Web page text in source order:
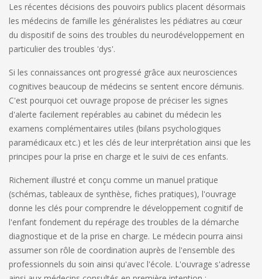
Les récentes décisions des pouvoirs publics placent désormais
les médecins de famille les généralistes les pédiatres au cœur
du dispositif de soins des troubles du neurodéveloppement en
particulier des troubles 'dys'.
Si les connaissances ont progressé grâce aux neurosciences
cognitives beaucoup de médecins se sentent encore démunis.
C'est pourquoi cet ouvrage propose de préciser les signes
d'alerte facilement repérables au cabinet du médecin les
examens complémentaires utiles (bilans psychologiques
paramédicaux etc.) et les clés de leur interprétation ainsi que les
principes pour la prise en charge et le suivi de ces enfants.
Richement illustré et conçu comme un manuel pratique
(schémas, tableaux de synthèse, fiches pratiques), l'ouvrage
donne les clés pour comprendre le développement cognitif de
l'enfant fondement du repérage des troubles de la démarche
diagnostique et de la prise en charge. Le médecin pourra ainsi
assumer son rôle de coordination auprès de l'ensemble des
professionnels du soin ainsi qu'avec l'école. L'ouvrage s'adresse